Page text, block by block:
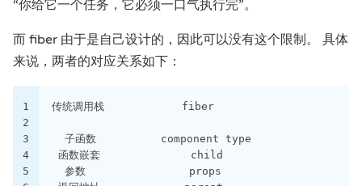
“你给它一个任务，它必须一口气执行完”。
而 fiber 由于是自己设计的，因此可以没有这个限制。 具体
来说，两者的对应关系如下：
1
2
3
4
5
传统调用栈            fiber
  子函数          component type
函数嵌套              child
  参数                props